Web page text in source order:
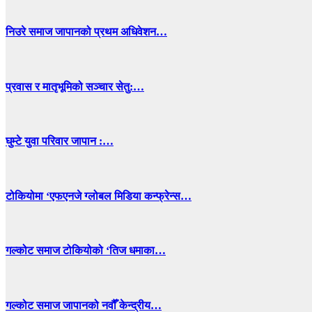
निउरे समाज जापानको प्रथम अधिवेशन…
प्रवास र मातृभूमिको सञ्चार सेतु:…
घुम्टे युवा परिवार जापान :…
टोकियोमा ‘एफएनजे ग्लोबल मिडिया कन्फ्रेन्स…
गल्कोट समाज टोकियोको ‘तिज धमाका…
गल्कोट समाज जापानको नवौँ केन्द्रीय…